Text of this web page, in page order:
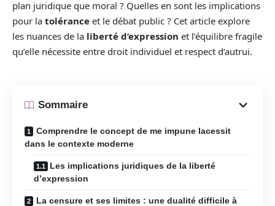
plan juridique que moral ? Quelles en sont les implications
pour la tolérance et le débat public ? Cet article explore
les nuances de la liberté d’expression et l’équilibre fragile
qu’elle nécessite entre droit individuel et respect d’autrui.
Sommaire
Comprendre le concept de me impune lacessit
dans le contexte moderne
Les implications juridiques de la liberté
d’expression
La censure et ses limites : une dualité difficile à